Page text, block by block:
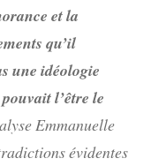
et la
qu’il
une idéologie
l’être le
Emmanuelle
évidentes